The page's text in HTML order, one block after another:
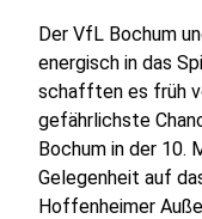
Der VfL Bochum
energisch in das
schafften es früh
gefährlichste
Bochum in der 10.
Gelegenheit auf
Hoffenheimer